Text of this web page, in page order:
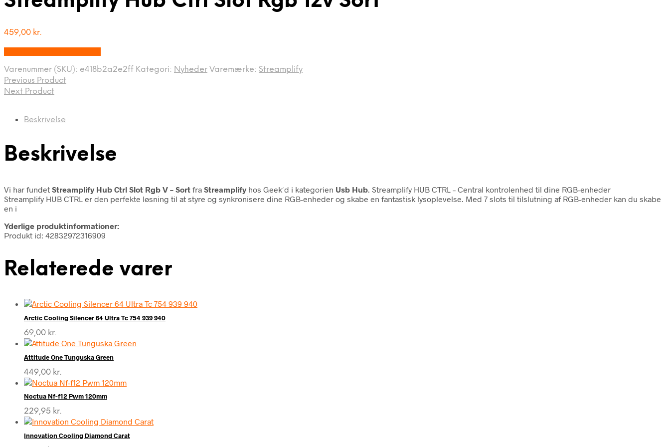
459,00 kr.
Varenummer (SKU): e418b2a2e2ff Kategori: Nyheder Varemærke: Streamplify
Previous Product
Next Product
Beskrivelse
Beskrivelse
Vi har fundet Streamplify Hub Ctrl Slot Rgb V – Sort fra Streamplifyhos Geek´d i kategorien Usb Hub . Streamplify HUB CTRL – Central kontrolenhed til dine RGB-enheder
Streamplify HUB CTRL er den perfekte løsning til at styre og synkronisere dine RGB-enheder og skabe en fantastisk lysoplevelse. Med 7 slots til tilslutning af RGB-enheder kan du skabe
en i
Yderlige produktinformationer:
Produkt id: 42832972316909
Relaterede varer
Arctic Cooling Silencer 64 Ultra Tc 754 939 940
69,00 kr.
Attitude One Tunguska Green
449,00 kr.
Noctua Nf-f12 Pwm 120mm
229,95 kr.
Innovation Cooling Diamond Carat